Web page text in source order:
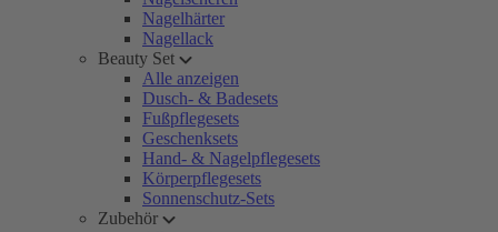
Nagelhärter
Nagellack
Beauty Set
Alle anzeigen
Dusch- & Badesets
Fußpflegesets
Geschenksets
Hand- & Nagelpflegesets
Körperpflegesets
Sonnenschutz-Sets
Zubehör